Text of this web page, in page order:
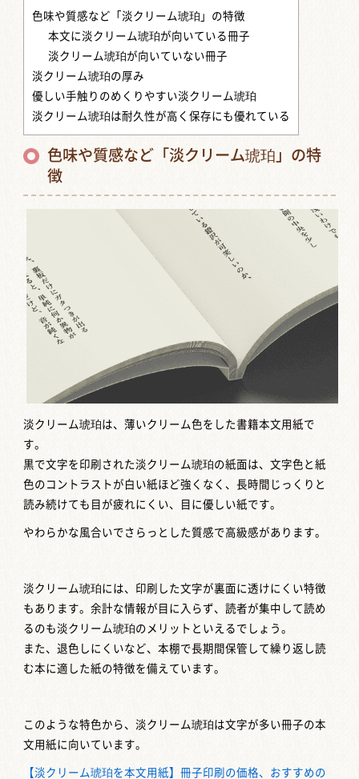
色味や質感など「淡クリーム琥珀」の特徴
本文に淡クリーム琥珀が向いている冊子
淡クリーム琥珀が向いていない冊子
淡クリーム琥珀の厚み
優しい手触りのめくりやすい淡クリーム琥珀
淡クリーム琥珀は耐久性が高く保存にも優れている
色味や質感など「淡クリーム琥珀」の特
徴
淡クリーム琥珀は、薄いクリーム色をした書籍本文用紙で
す。
黒で文字を印刷された淡クリーム琥珀の紙面は、文字色と紙
色のコントラストが白い紙ほど強くなく、長時間じっくりと
読み続けても目が疲れにくい、目に優しい紙です。
やわらかな風合いでさらっとした質感で高級感があります。
淡クリーム琥珀には、印刷した文字が裏面に透けにくい特徴
もあります。余計な情報が目に入らず、読者が集中して読め
るのも淡クリーム琥珀のメリットといえるでしょう。
また、退色しにくいなど、本棚で長期間保管して繰り返し読
む本に適した紙の特徴を備えています。
このような特色から、淡クリーム琥珀は文字が多い冊子の本
文用紙に向いています。
【淡クリーム琥珀を本文用紙】冊子印刷の価格、おすすめの